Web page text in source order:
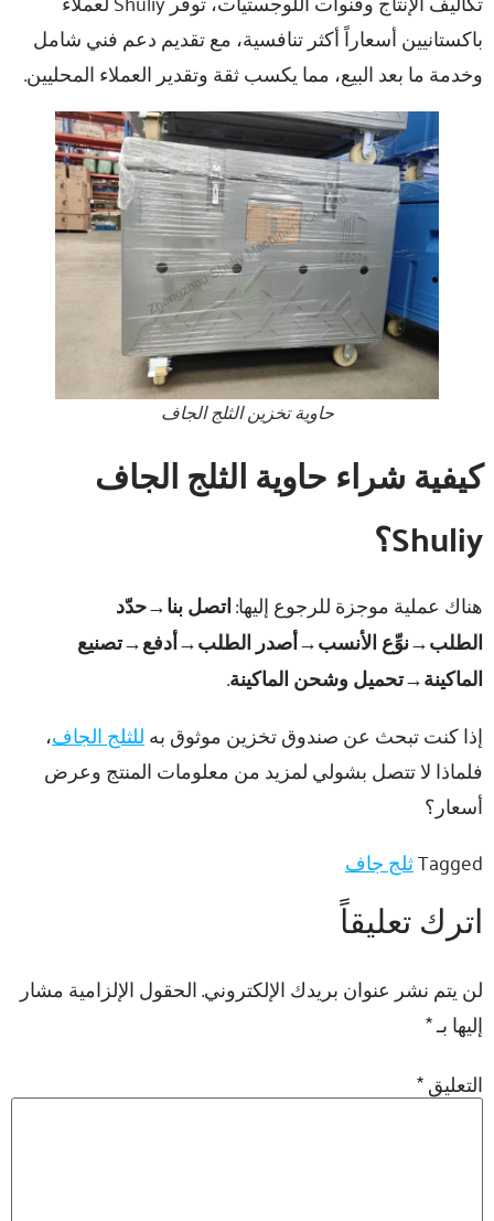
باكستانيين أسعاراً أكثر تنافسية، مع تقديم دعم فني شامل
وخدمة ما بعد البيع، مما يكسب ثقة وتقدير العملاء المحليين.
حاوية تخزين الثلج الجاف
كيفية شراء حاوية الثلج الجاف
Shuliy؟
هناك عملية موجزة للرجوع إليها:اتصل بنا→حدّد
الطلب→نوِّع الأنسب→أصدر الطلب→أدفع→تصنيع
الماكينة→تحميل وشحن الماكينة.
إذا كنت تبحث عن صندوق تخزين موثوق بهللثلج الجاف،
فلماذا لا تتصل بشولي لمزيد من معلومات المنتج وعرض
أسعار؟
Taggedثلج جاف
اترك تعليقاً
لن يتم نشر عنوان بريدك الإلكتروني.الحقول الإلزامية مشار
إليها بـ*
التعليق*